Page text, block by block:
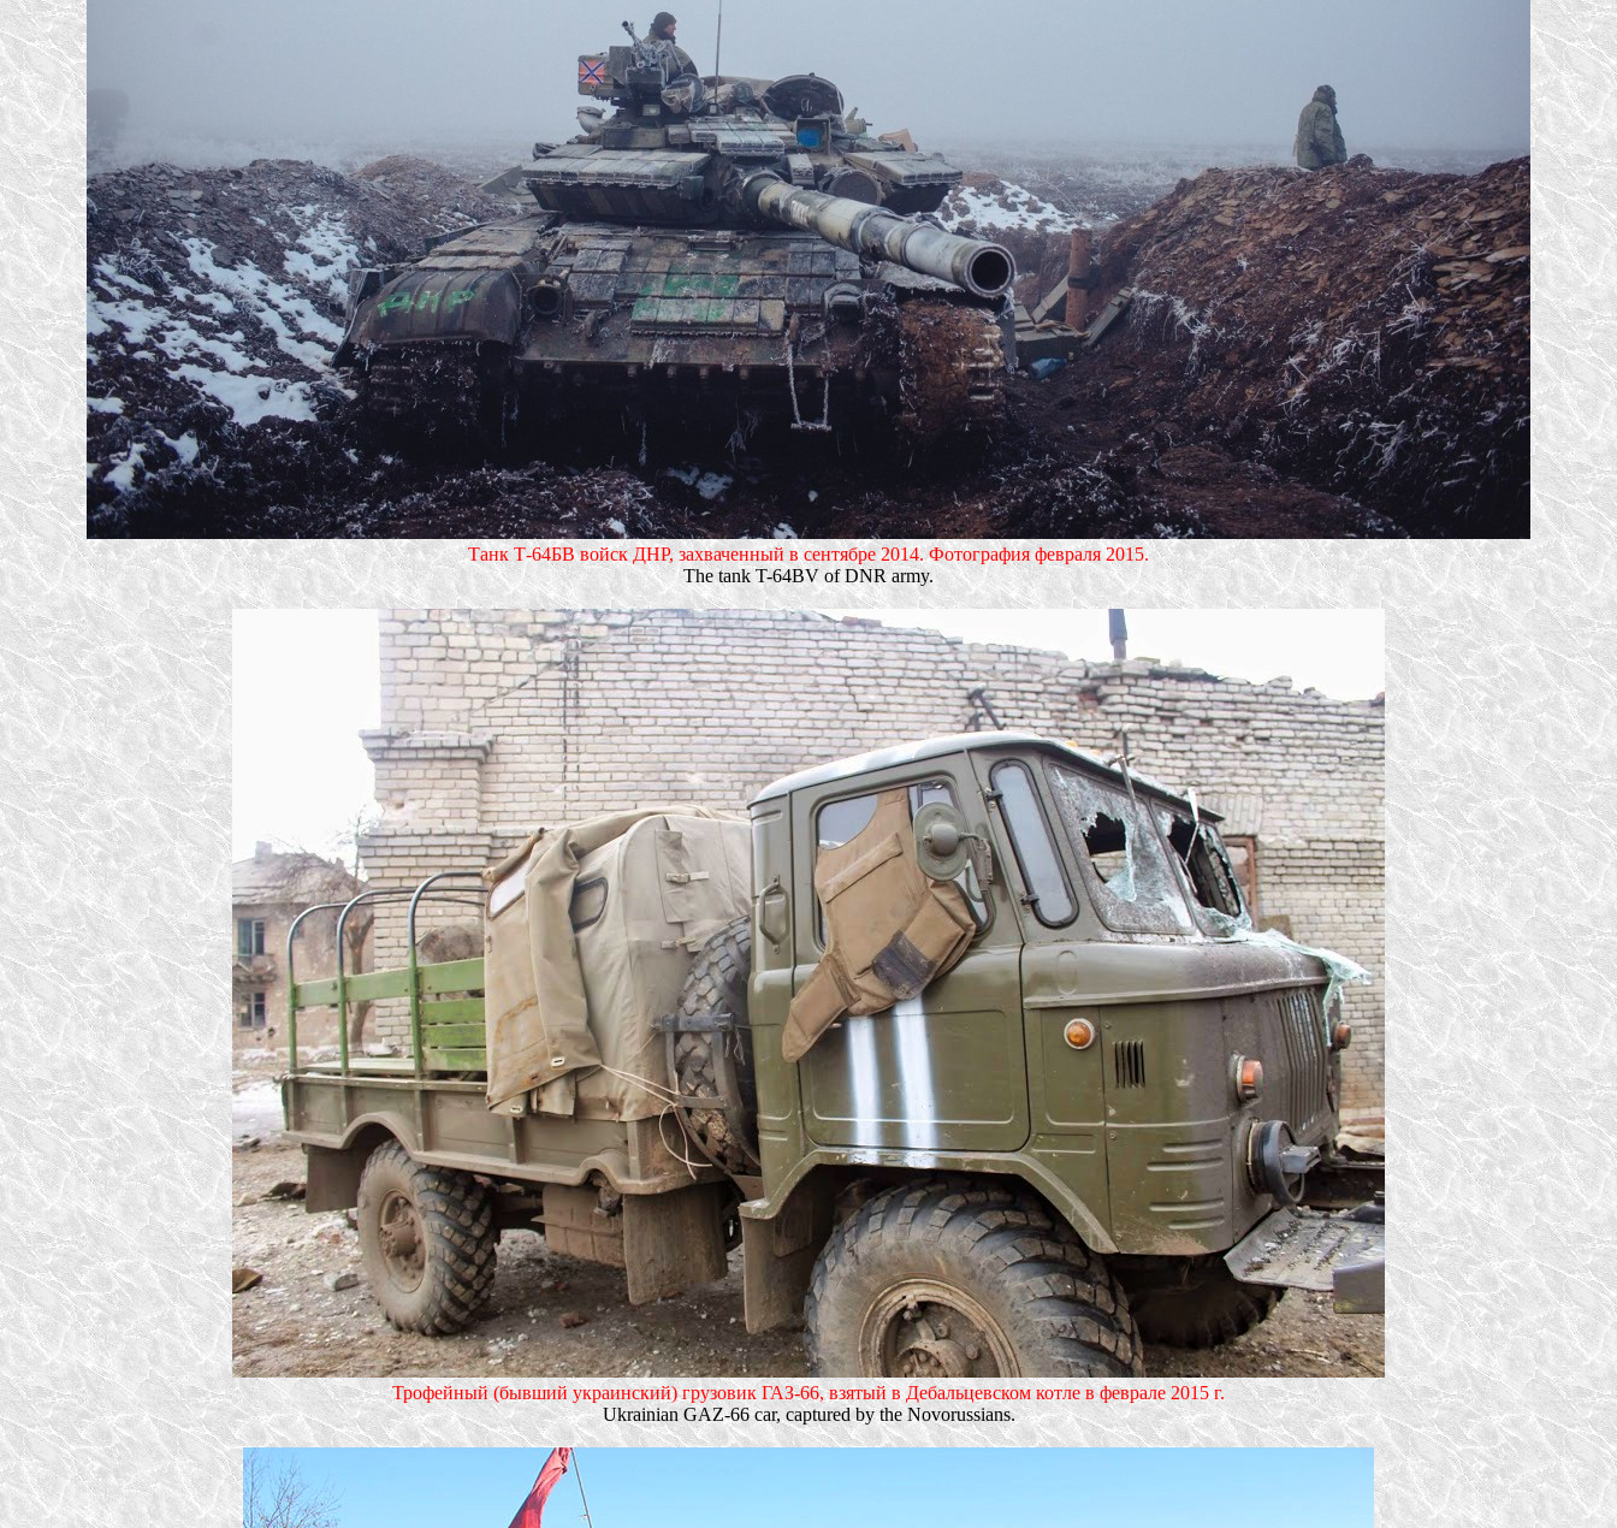
Танк Т-64БВ войск ДНР, захваченный в сентябре 2014. Фотография февраля 2015.
The tank T-64BV of DNR army.
Трофейный (бывший украинский) грузовик ГАЗ-66, взятый в Дебальцевском котле в феврале 2015 г.
Ukrainian GAZ-66 car, captured by the Novorussians.